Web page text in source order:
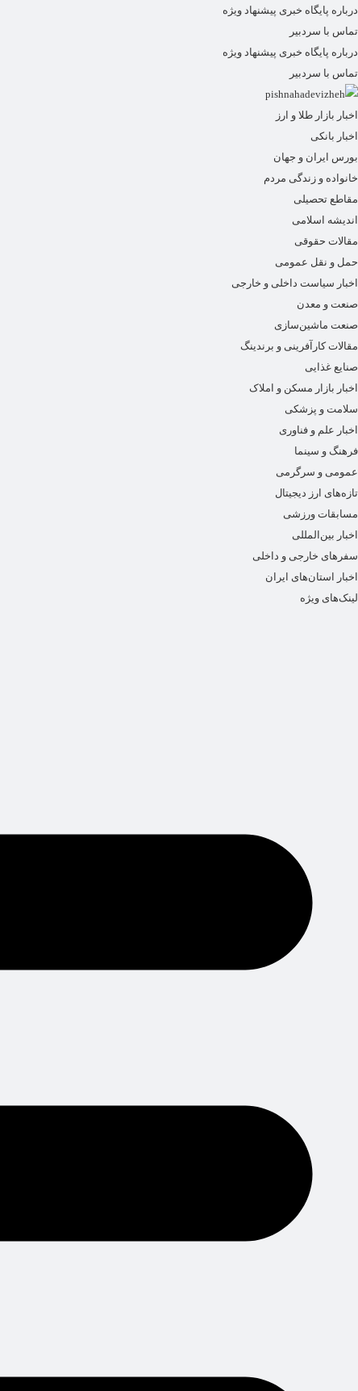
درباره پایگاه خبری پیشنهاد ویژه
تماس با سردبیر
درباره پایگاه خبری پیشنهاد ویژه
تماس با سردبیر
اخبار بازار طلا و ارز
اخبار بانکی
بورس ایران و جهان
خانواده و زندگی مردم
مقاطع تحصیلی
اندیشه اسلامی
مقالات حقوقی
حمل و نقل عمومی
اخبار سیاست داخلی و خارجی
صنعت و معدن
صنعت ماشین‌سازی
مقالات کارآفرینی و برندینگ
صنایع غذایی
اخبار بازار مسکن و املاک
سلامت و پزشکی
اخبار علم و فناوری
فرهنگ و سینما
عمومی و سرگرمی
تازه‌های ارز دیجیتال
مسابقات ورزشی
اخبار بین‌المللی
سفرهای خارجی و داخلی
اخبار استان‌های ایران
لینک‌های ویژه